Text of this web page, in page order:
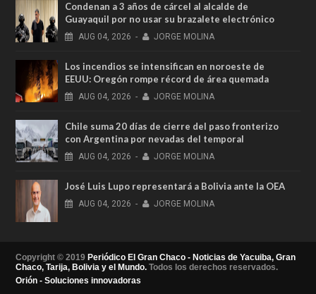
Condenan a 3 años de cárcel al alcalde de
Guayaquil por no usar su brazalete electrónico
AUG 04, 2026 - JORGE MOLINA
Los incendios se intensifican en noroeste de
EEUU: Oregón rompe récord de área quemada
AUG 04, 2026 - JORGE MOLINA
Chile suma 20 días de cierre del paso fronterizo
con Argentina por nevadas del temporal
AUG 04, 2026 - JORGE MOLINA
José Luis Lupo representará a Bolivia ante la OEA
AUG 04, 2026 - JORGE MOLINA
Copyright © 2019 Periódico El Gran Chaco - Noticias de Yacuiba, Gran
Chaco, Tarija, Bolivia y el Mundo. Todos los derechos reservados.
Orión - Soluciones innovadoras